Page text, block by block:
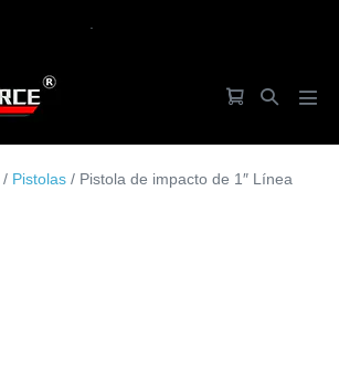
Carrito
compra
Alternar
/ Pistolas / Pistola de impacto de 1″ Línea